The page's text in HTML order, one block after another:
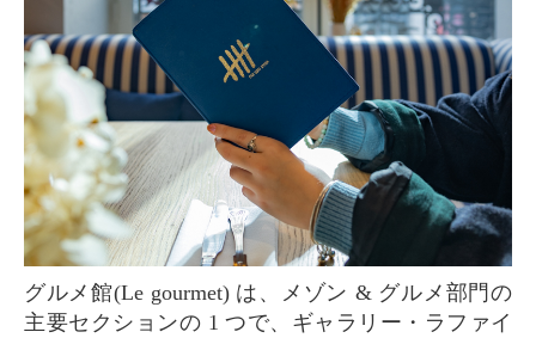
グルメ館(Le gourmet) は、メゾン & グルメ部門の
主要セクションの 1 つで、ギャラリー・ラファイ